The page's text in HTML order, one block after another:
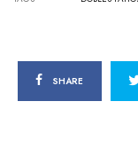
SHARE